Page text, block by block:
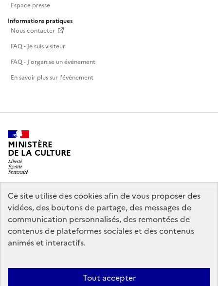
Ce site utilise des cookies afin de vous proposer des
vidéos, des boutons de partage, des messages de
communication personnalisés, des remontées de
contenus de plateformes sociales et des contenus
animés et interactifs.
Tout accepter
Espace presse
Informations pratiques
Nous contacter
FAQ - Je suis visiteur
FAQ - J'organise un événement
En savoir plus sur l'événement
MINISTÈRE
DE LA CULTURE
legifrance.gouv.fr
info.gouv.fr
service-public.gouv.fr
data.gouv.fr
Nous contacter Mentions légales
Politique générale de protection